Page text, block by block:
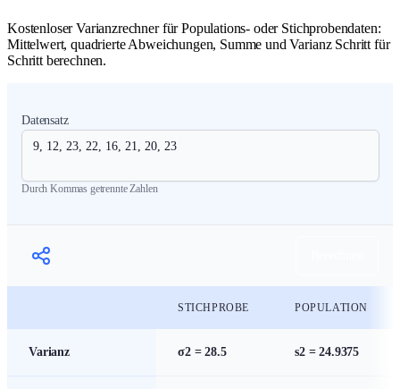
Kostenloser Varianzrechner für Populations- oder Stichprobendaten:
Mittelwert, quadrierte Abweichungen, Summe und Varianz Schritt für
Schritt berechnen.
Datensatz
Durch Kommas getrennte Zahlen
STICHPROBE POPULATION
Varianz σ2 =28.5 s2 =24.9375